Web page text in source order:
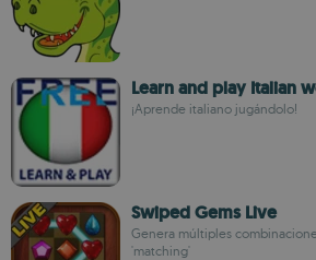
Learn and play Italian
¡Aprende italiano jugándolo!
Swiped Gems Live
Genera múltiples
'matching'